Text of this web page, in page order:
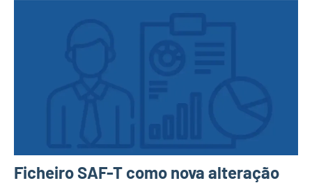
Ficheiro SAF-T como nova alteração